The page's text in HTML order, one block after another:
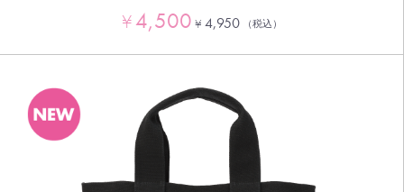
¥4,500 ¥ 4,950 （税込）